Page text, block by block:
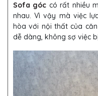
Sofa góc có rất nhiều
nhau. Vì vậy mà việc
hòa với nội thất của
dễ dàng, không sợ việc